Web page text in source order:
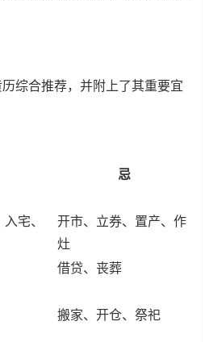
综合推荐，并附上了其重要宜
忌
宅、
开市、立券、置产、作
灶
借贷、丧葬
搬家、开仓、祭祀